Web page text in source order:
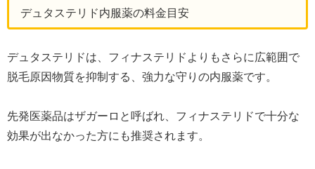
デュタステリド内服薬の料金目安
デュタステリドは、フィナステリドよりもさらに広範囲で
脱毛原因物質を抑制する、強力な守りの内服薬です。
先発医薬品はザガーロと呼ばれ、フィナステリドで十分な
効果が出なかった方にも推奨されます。